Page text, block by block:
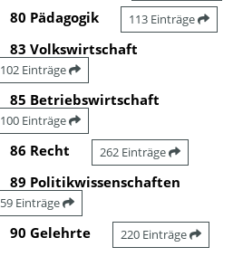
80 Pädagogik 113 Einträge
83 Volkswirtschaft
102 Einträge
85 Betriebswirtschaft
100 Einträge
86 Recht 262 Einträge
89 Politikwissenschaften
59 Einträge
90 Gelehrte 220 Einträge